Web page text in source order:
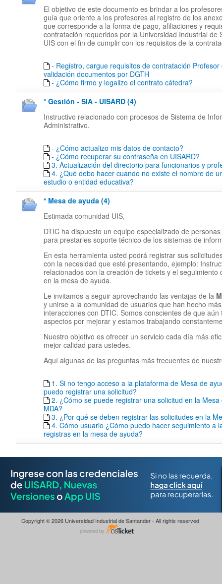
El objetivo de este documento es brindar a los
guía que oriente a los profesores al registro de los
que corresponde a la forma de pago, afiliaciones y
contratación requeridos por la Universidad Industrial de
UIS con el fin de cumplir con los requisitos de la
- Registro, cargue requisitos de contratación Profesor
validación documentos por DGTH
- ¿Cómo firmo y legalizo el contrato cátedra?
* Gestión - SIA - UISARD (4)
Instructivo relacionado con procesos de Sistema de
Administrativo.
- ¿Cómo actualizo mis datos de contacto?
- ¿Cómo recuperar su contraseña en UISARD?
3. Actualización del directorio para funcionarios y
4. ¿Qué debo hacer cuando no existe el nombre de
estudio o entidad educativa?
* Mesa de ayuda (4)
Estimada comunidad UIS,
DTIC ha dispuesto un equipo especializado de
para prestarles soporte técnico de los sistemas de
En esta herramienta usted podrá registrar sus
con la necesidad que esté presentando, ejemplo:
relacionados con la creación de tickets y el seguimiento
en la mesa de ayuda.
Le invitamos a seguir aprovechando las ventajas de la
y unirse a la comunidad de usuarios que han hecho
interacciones con DTIC. Somos conscientes de que aún
aspectos por mejorar y estamos trabajando
Nuestro objetivo es ofrecer un servicio cada día más
mejor calidad para ustedes.
Aquí algunas de las preguntas más frecuentes de
1. Si no tengo acceso a la plataforma de Mesa de
puedo registrar una solicitud?
2. ¿Cómo se puede registrar una solicitud en la
MDA?
3. ¿Por qué se deben registrar las solicitudes en la
4. Cómo usuario ¿Cómo puedo hacer seguimiento a
registras en la mesa de ayuda?
Copyright © 2026 Universidad Industrial de Santander - All rights reserved.